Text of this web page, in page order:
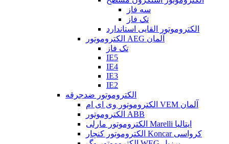
سه فاز
تک فاز
الکتروموتور القایی استاندارد
الکتروموتور AEG آلمان
تک فاز
IE5
IE4
IE3
IE2
الکتروموتور ضدجرقه
الکتروموتور وی ای ام VEM آلمان
الکتروموتور ABB
الکتروموتور مارلی Marelli ایتالیا
الکتروموتور کنچار Koncar کرواسی